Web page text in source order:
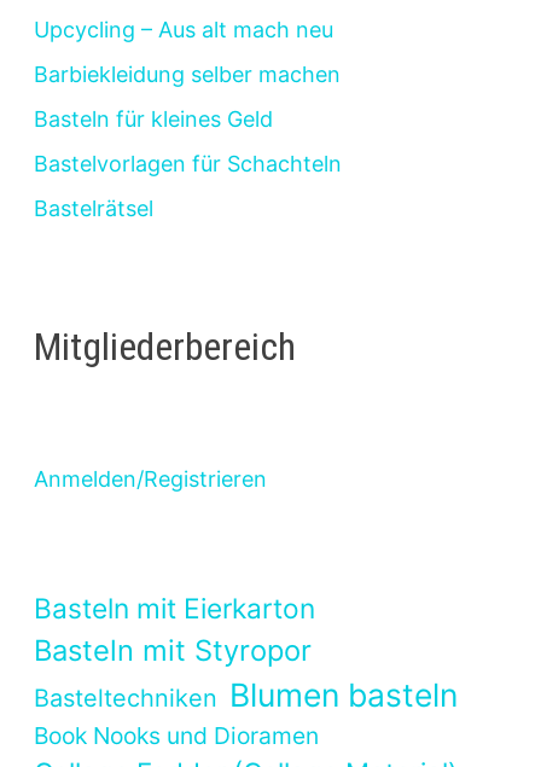
Upcycling – Aus alt mach neu
Barbiekleidung selber machen
Basteln für kleines Geld
Bastelvorlagen für Schachteln
Bastelrätsel
Mitgliederbereich
Anmelden/Registrieren
Basteln mit Eierkarton
Basteln mit Styropor
Basteltechniken Blumen basteln
Book Nooks und Dioramen